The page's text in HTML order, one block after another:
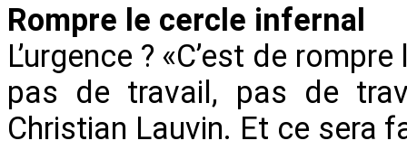
Rompre le cercle infernal
L’urgence ? «C’est de
pas de travail, pas de
Christian Lauvin. Et ce sera